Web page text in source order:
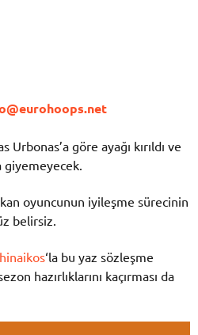
Urbonas’a göre ayağı kırıldı ve
giyemeyecek.
oyuncunun iyileşme sürecinin
belirsiz.
‘la bu yaz sözleşme
hazırlıklarını kaçırması da